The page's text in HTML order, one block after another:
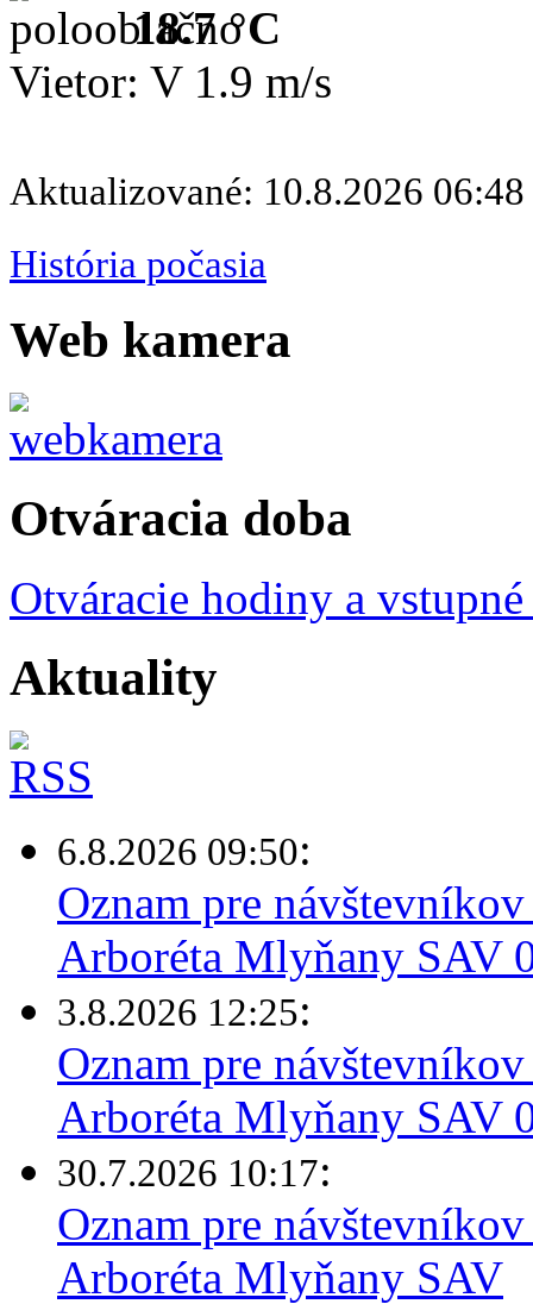
18.7 °C
Vietor: V 1.9 m/s
Aktualizované: 10.8.2026 06:48
História počasia
Web kamera
Otváracia doba
Otváracie hodiny a
Aktuality
6.8.2026 09:50:
Oznam pre
Arboréta Mlyňany SAV
3.8.2026 12:25:
Oznam pre
Arboréta Mlyňany SAV
30.7.2026 10:17:
Oznam pre
Arboréta Mlyňany SAV